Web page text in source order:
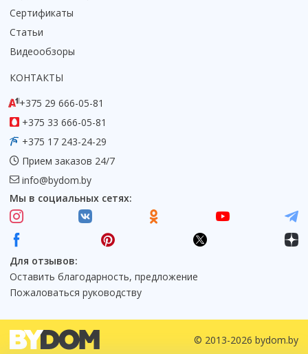
Сертификаты
Статьи
Видеообзоры
КОНТАКТЫ
+375 29 666-05-81
+375 33 666-05-81
+375 17 243-24-29
Прием заказов 24/7
info@bydom.by
Мы в социальных сетях:
Для отзывов:
Оставить благодарность, предложение
Пожаловаться руководству
© 2013-2026 bydom.by